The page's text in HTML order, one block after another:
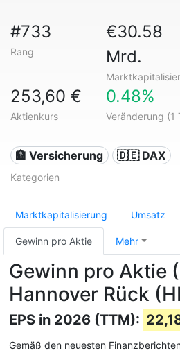
#733
Rang
€30.58
Mrd.
253,60 €
Aktienkurs
0.48%
Veränderung (1
🏦 Versicherung 🇩🇪 DAX
Kategorien
Marktkapitalisierung Umsatz
Gewinn pro Aktie Mehr
Gewinn pro Aktie
Hannover Rück
EPS in 2026 (TTM):
Gemäß den neuesten